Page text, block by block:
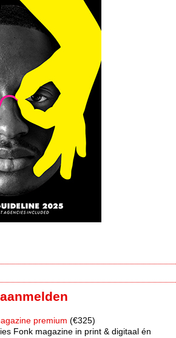
premium (€325)
Fonk magazine in print & digitaal én